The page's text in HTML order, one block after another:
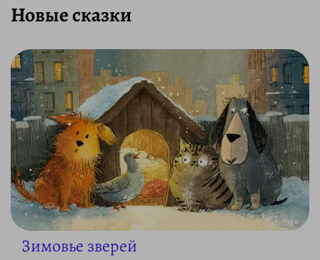
Новые сказки
Зимовье зверей